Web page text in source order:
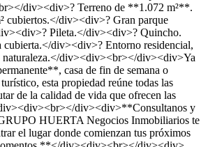
div><div>? Terreno de **1.072 m²**.
cubiertos.</div><div>? Gran parque
Pileta.</div><div>? Quincho.
div><div>? Entorno residencial,
naturaleza.</div><div><br></div><div>Ya
casa de fin de semana o
esta propiedad reúne todas las
de la calidad de vida que ofrecen las
div><div>**Consultanos y
HUERTA Negocios Inmobiliarios te
el lugar donde comienzan tus próximos